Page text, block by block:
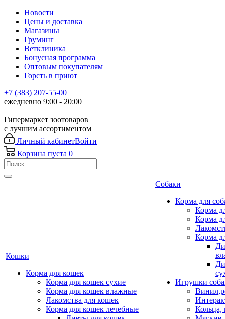
Новости
Цены и доставка
Магазины
Груминг
Ветклиника
Бонусная программа
Оптовым покупателям
Горсть в приют
+7 (383) 207-55-00
ежедневно 9:00 - 20:00
Гипермаркет зоотоваров
с лучшим ассортиментом
Личный кабинетВойти
Корзина пуста 0
Кошки
Корма для кошек
Корма для кошек сухие
Корма для кошек влажные
Лакомства для кошек
Корма для кошек лечебные
Собаки
Корма для
Корма
Корма
Корма
Игрушки
Кольца,